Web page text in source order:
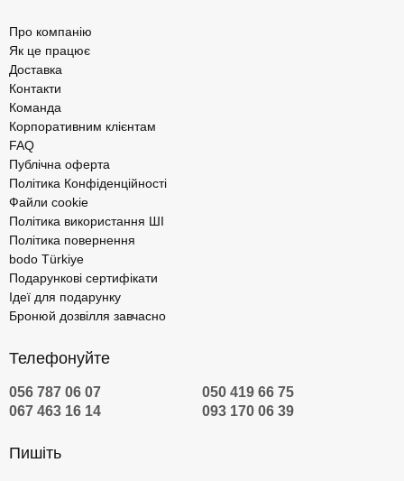
Про компанію
Як це працює
Доставка
Контакти
Команда
Корпоративним клієнтам
FAQ
Публічна оферта
Політика Конфіденційності
Файли cookie
Політика використання ШІ
Політика повернення
bodo Türkiye
Подарункові сертифікати
Ідеї для подарунку
Бронюй дозвілля завчасно
Телефонуйте
056 787 06 07
050 419 66 75
067 463 16 14
093 170 06 39
Пишіть